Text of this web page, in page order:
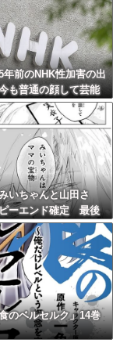
年前のNHK性加害の出
も普通の顔して芸能
」ネット「受信料を
なら詳細を伝えよ」
いちゃんと山田さ
ーエンド確定 最後
葬される
のベルセルク」14巻